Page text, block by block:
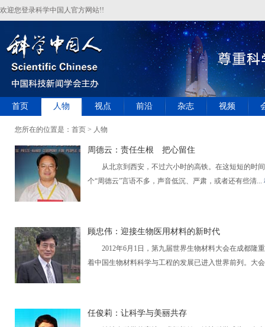
欢迎您登录科学中国人官方网站!!
首页 人物 视点 前沿 杂志 视频
您所在的位置是： 首页 > 人物
周德云：责任生根 把心留住
从北京到西安，不过六小时的高铁。在这短短的时
个“周德云”言语不多，声音低沉、严肃，或者还有些清...
顾忠伟：迎接生物医用材料的新时代
2012年6月1日，第九届世界生物材料大会在成都隆
着中国生物材料科学与工程的发展已进入世界前列。大
任俊莉：让科学与美丽共存